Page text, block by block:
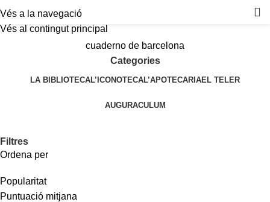
Vés a la navegació
Vés al contingut principal
cuaderno de barcelona
Categories
LA BIBLIOTECAL’ICONOTECAL’APOTECARIAEL TELER
AUGURACULUM
Filtres
Ordena per
Popularitat
Puntuació mitjana